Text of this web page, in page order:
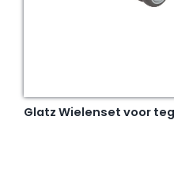
Glatz Wielenset voor